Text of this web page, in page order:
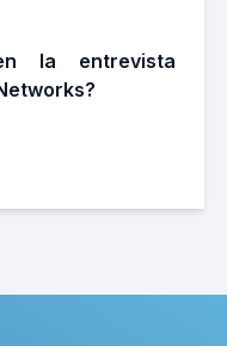
la entrevista